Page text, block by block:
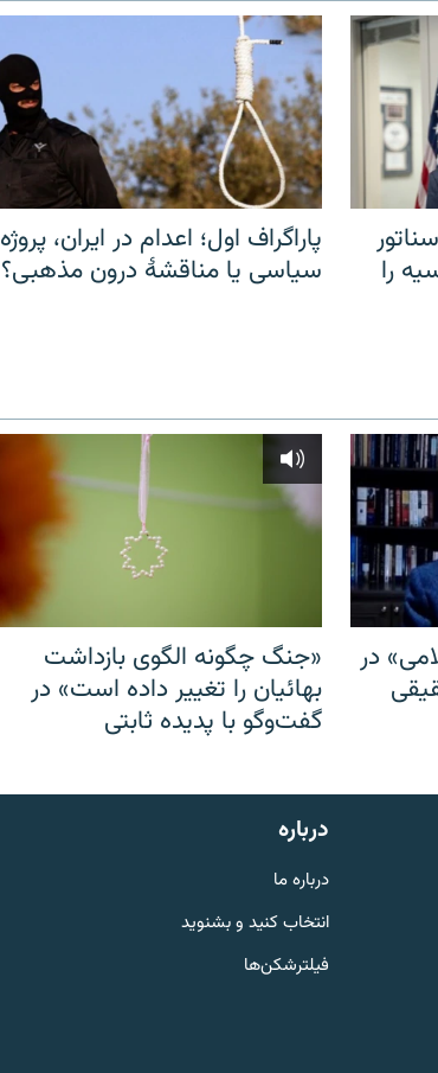
را
پاراگراف اول؛ اعدام در ایران، پروژه
سیاسی یا مناقشهٔ درون مذهبی؟
در
«جنگ چگونه الگوی بازداشت
بهائیان را تغییر داده است» در
گفت‌وگو با پدیده ثابتی
درباره
درباره ما
انتخاب کنید و بشنوید
فیلترشکن‌ها